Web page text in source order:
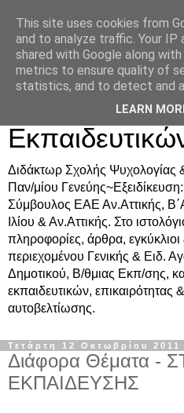
Δρ. Ράνια
Υποστήριξη
Διδάκτωρ Σχολής Ψυχολογίας
Παν/μίου
Σύμβουλος ΕΑΕ Αν.Αττικής,
Ιλίου & Αν.Αττικής. Στο
πληροφορίες, άρθρα, εγκύκλιοι
περιεχομένου Γενικής & Ειδ.
Δημοτικού, Β/θμιας Εκπ/σης,
εκπαιδευτικών, επικαιρότητας
αυτοβελτίωσης.
Τετάρτη 12 Οκτωβρίου 2011
Διάφορα Θέματα -
ΕΚΠΑΙΔΕΥΣΗΣ
This site uses cookies from
and to analyze traffic. Your IP
shared with Google along
metrics to ensure quality of
statistics, and to detect and
LEARN